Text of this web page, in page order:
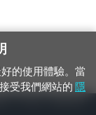
、平交道、橋樑及隧
的使用體驗。當
受我們網站的 隱